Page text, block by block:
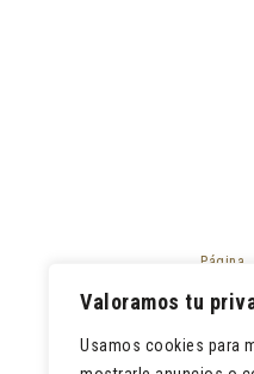
Valoramos tu
Usamos cookies para
Página
Tienda